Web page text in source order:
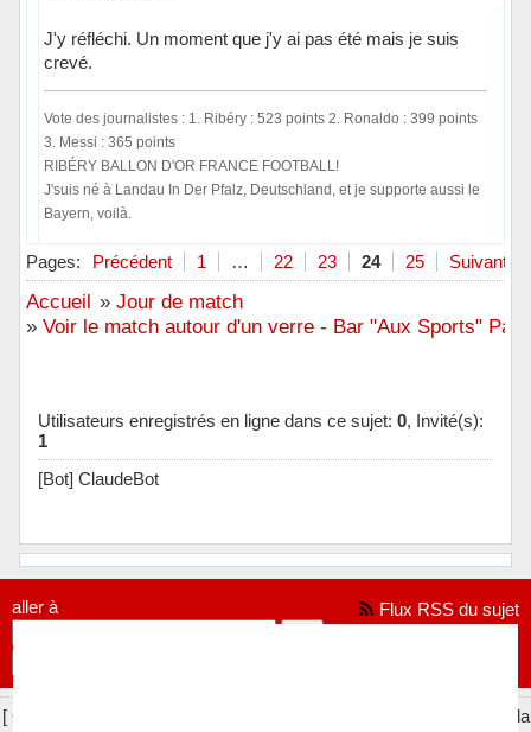
J'y réfléchi. Un moment que j'y ai pas été mais je suis
crevé.
Vote des journalistes : 1. Ribéry : 523 points 2. Ronaldo : 399 points
3. Messi : 365 points
RIBÉRY BALLON D'OR FRANCE FOOTBALL!
J'suis né à Landau In Der Pfalz, Deutschland, et je supporte aussi le
Bayern, voilà.
Hors ligne
Pages: Précédent 1 … 22 23 24 25 Suivant
Accueil » Jour de match
» Voir le match autour d'un verre - Bar "Aux Sports"
Utilisateurs enregistrés en ligne dans ce sujet: 0, Invité(s):
1
[Bot] ClaudeBot
aller à Flux RSS du sujet
[ Généré en 0.023 secondes, 7 requêtes exécutées - Utilisation de la